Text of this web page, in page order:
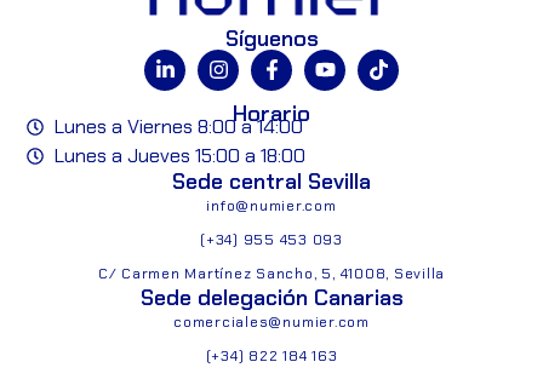
Síguenos
Horario
Lunes a Viernes 8:00 a 14:00
Lunes a Jueves 15:00 a 18:00
Sede central Sevilla
info@numier.com
(+34) 955 453 093
C/ Carmen Martínez Sancho, 5, 41008, Sevilla
Sede delegación Canarias
comerciales@numier.com
(+34) 822 184 163